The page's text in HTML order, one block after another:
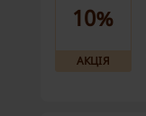
10%
АКЦІЯ